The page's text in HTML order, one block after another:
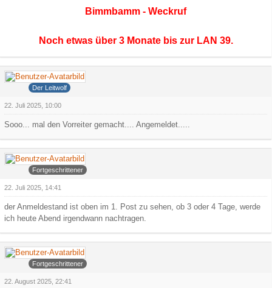
Bimmbamm - Weckruf
Noch etwas über 3 Monate bis zur LAN 39.
Grauer Wolf
Der Leitwolf
22. Juli 2025, 10:00
Sooo... mal den Vorreiter gemacht.... Angemeldet.....
Arowa
Fortgeschrittener
22. Juli 2025, 14:41
der Anmeldestand ist oben im 1. Post zu sehen, ob 3 oder 4 Tage, werde
ich heute Abend irgendwann nachtragen.
Arowa
Fortgeschrittener
22. August 2025, 22:41